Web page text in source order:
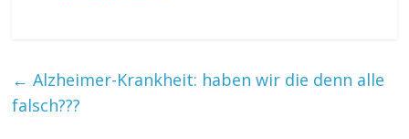
← Alzheimer-Krankheit: haben wir die denn alle
falsch???